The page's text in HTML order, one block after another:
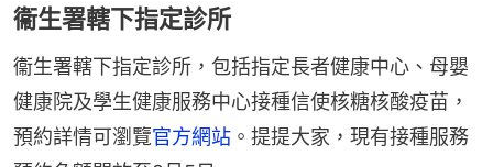
衞生署轄下指定診所
衞生署轄下指定診所，包括指定長者健康中心、母嬰
健康院及學生健康服務中心接種信使核糖核酸疫苗，
預約詳情可瀏覽官方網站 。提提大家，現有接種服務